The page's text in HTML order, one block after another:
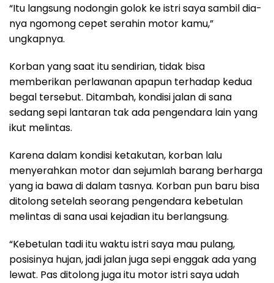
“Itu langsung nodongin golok ke istri saya sambil dia-
nya ngomong cepet serahin motor kamu,”
ungkapnya.
Korban yang saat itu sendirian, tidak bisa
memberikan perlawanan apapun terhadap kedua
begal tersebut. Ditambah, kondisi jalan di sana
sedang sepi lantaran tak ada pengendara lain yang
ikut melintas.
Karena dalam kondisi ketakutan, korban lalu
menyerahkan motor dan sejumlah barang berharga
yang ia bawa di dalam tasnya. Korban pun baru bisa
ditolong setelah seorang pengendara kebetulan
melintas di sana usai kejadian itu berlangsung.
“Kebetulan tadi itu waktu istri saya mau pulang,
posisinya hujan, jadi jalan juga sepi enggak ada yang
lewat. Pas ditolong juga itu motor istri saya udah